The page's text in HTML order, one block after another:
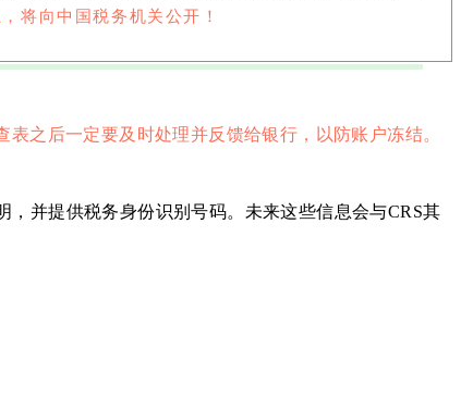
将向中国税务机关公开！
之后一定要及时处理并反馈给银行，以防账户冻结。
并提供税务身份识别号码。未来这些信息会与CRS其